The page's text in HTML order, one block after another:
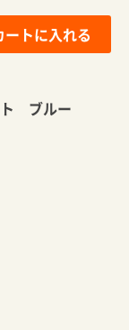
ートに入れる
ト ブルー